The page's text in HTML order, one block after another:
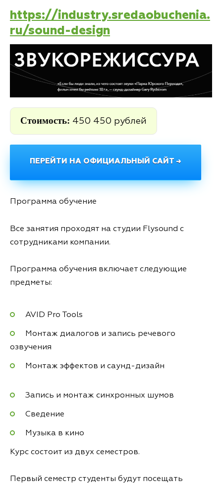
https://industry.sredaobuchenia.
ru/sound-design
Стоимость: 450 450 рублей
ПЕРЕЙТИ НА ОФИЦИАЛЬНЫЙ САЙТ →
Программа обучение
Все занятия проходят на студии Flysound с
сотрудниками компании.
Программа обучения включает следующие
предметы:
AVID Pro Tools
Монтаж диалогов и запись речевого
озвучения
Монтаж эффектов и саунд-дизайн
Запись и монтаж синхронных шумов
Сведение
Музыка в кино
Курс состоит из двух семестров.
Первый семестр студенты будут посещать